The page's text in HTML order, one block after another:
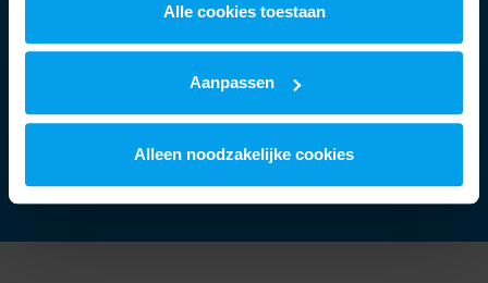
kunnen ontvangen en verwerken.
Alle cookies toestaan
Aanpassen
Alleen noodzakelijke cookies
Minder e-waste, een betere
wereld
Elk toestel verdient een tweede
kans, zo voorkom je e-waste